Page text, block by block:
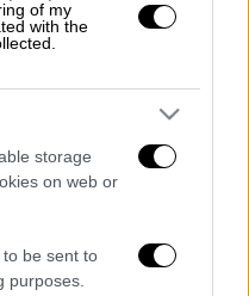
of my
with the
storage
on web or
be sent to
purposes.
με
αξεσουάρ
και δημιουργίας